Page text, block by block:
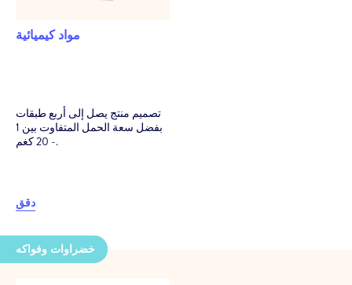
مواد كيميائية
تصميم منتج يصل إلى أربع طبقات
بفضل سعة الحمل المتفاوت بين 1
- 20 كغم.
دقق
خضراوات وفواكه